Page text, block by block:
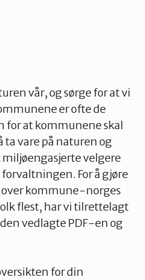
vår, og sørge for at vi
er ofte de
for at kommunene skal
ta vare på naturen og
velgere
For å gjøre
kommune-norges
flest, har vi tilrettelagt
vedlagte PDF-en og
for din